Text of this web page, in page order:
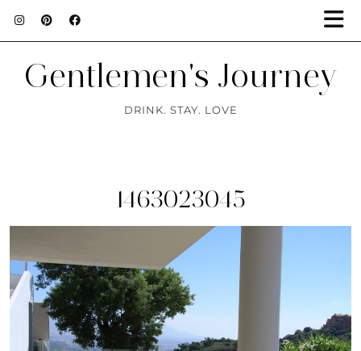
Gentlemen's Journey
DRINK. STAY. LOVE
1463023045